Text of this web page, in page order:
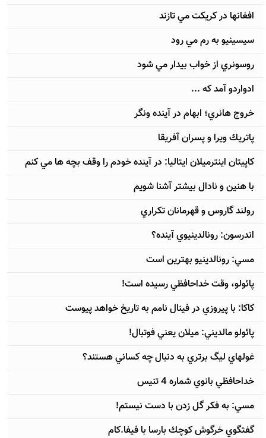
افغانها در كريكت مي تازند
سيسينيو به رم مي رود
روسونري از خواب بيدار مي شود
ادواردو آمد كه ...
خروج هانري؛ ابهام در آينده ونگر
پاتريك ويرا و پسران آفريقا
كاپيتان اينترميلان ايتاليا: در آينده خودم را وقف بچه ها مي كنم
با هنين و نادال بيشتر آشنا شويم
رولند گاروس و قهرمانان تكراري
اندرسون: رونالدينيوي آينده؟
مسي: رونالدينيو بهترين است
پائولو، وقت خداحافظي رسيده است!
كاكا: با پيروزي در فينال نامم به تاريخ خواهد پيوست
پائولو مالديني: ميلان يعني فوتبال!
غولهاي ليگ برتري به دنبال چه كساني هستند؟
خداحافظي بانوي شماره 4 تنيس
مسي: به فكر گل زدن با دست نيستم!
گفتگوي خرگوش كوچك بارسا با فيفا.كام